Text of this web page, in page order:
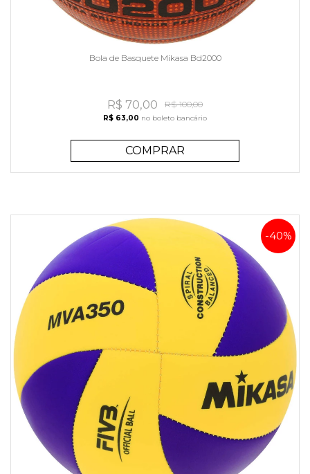
Bola de Basquete Mikasa Bd2000
R$ 70,00 R$ 100,00
R$ 63,00 no boleto bancário
COMPRAR
-40%